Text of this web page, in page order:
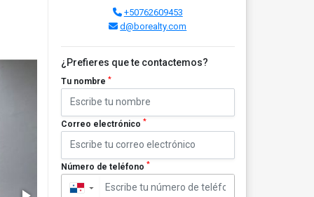
+50762609453
d@borealty.com
¿Prefieres que te contactemos?
Tu nombre *
Correo electrónico *
Número de teléfono *
▼